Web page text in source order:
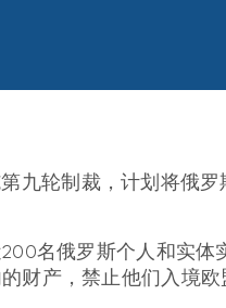
九轮制裁，计划将俄
名俄罗斯个人和实体
财产，禁止他们入境欧